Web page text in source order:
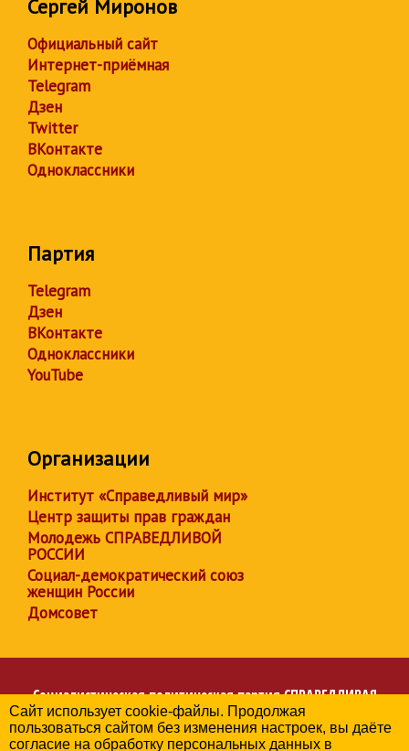
Сергей Миронов
Официальный сайт
Интернет-приёмная
Telegram
Дзен
Twitter
ВКонтакте
Одноклассники
Партия
Telegram
Дзен
ВКонтакте
Одноклассники
YouTube
Организации
Институт «Справедливый мир»
Центр защиты прав граждан
Молодежь СПРАВЕДЛИВОЙ
РОССИИ
Социал-демократический союз
женщин России
Домсовет
Социалистическая политическая партияСПРАВЕДЛИВАЯ
РОССИЯ
Региональное отделение партии в Республике Калмыкия
Сайт использует cookie-файлы. Продолжая
пользоваться сайтом без изменения настроек, вы даёте
согласие на обработку персональных данных в